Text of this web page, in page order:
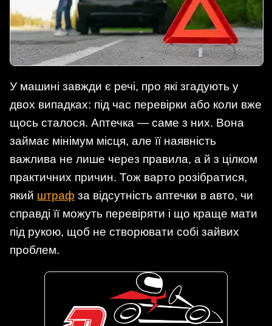
У машині завжди є речі, про які згадують у
двох випадках: під час перевірки або коли вже
щось сталося. Аптечка — саме з них. Вона
займає мінімум місця, але її наявність
важлива не лише через правила, а й з цілком
практичних причин. Тож варто розібратися,
який штраф за відсутність аптечки в авто, чи
справді її можуть перевіряти і що краще мати
під рукою, щоб не створювати собі зайвих
проблем.